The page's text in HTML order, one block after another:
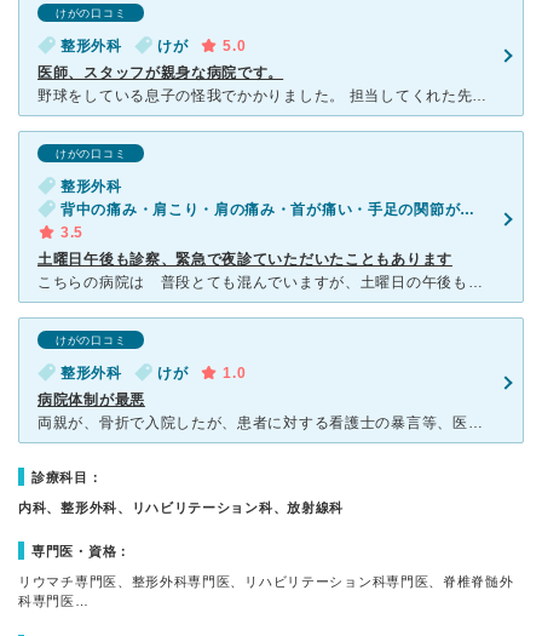
けがの口コミ
整形外科 けが
5.0
医師、スタッフが親身な病院です。
野球をしている息子の怪我でかかりました。 担当してくれた先生は話しやすく、こちらの症状や訴えを聴いてくれます。 症状緩和のための処置を色々していただけました。 リハビリも充実していました。
けがの口コミ
整形外科
背中の痛み・肩こり・肩の痛み・首が痛い・手足の関節が痛い・手足が痛い（関節を除く）・手足がしびれる・けが・膝の痛み
3.5
土曜日午後も診察、緊急で夜診ていただいたこともあります
こちらの病院は 普段とても混んでいますが、土曜日の午後も診察しています。。 土曜日午後は休みなところが多いので、やっていただけるのでとても助かります。 先生は一人ではなく、何人かいらっしゃいます。
けがの口コミ
整形外科 けが
1.0
病院体制が最悪
両親が、骨折で入院したが、患者に対する看護士の暴言等、医療機関としてあり得ない。 看護士は古株が多く、勘違いしており、ガバナンスは皆無 患者をバカにしている。 入院中の体調変化も家族に報告な
診療科目：
内科、整形外科、リハビリテーション科、放射線科
専門医・資格：
リウマチ専門医、整形外科専門医、リハビリテーション科専門医、脊椎脊髄外
科専門医…